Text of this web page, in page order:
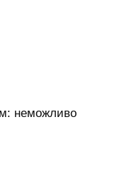
неможливо